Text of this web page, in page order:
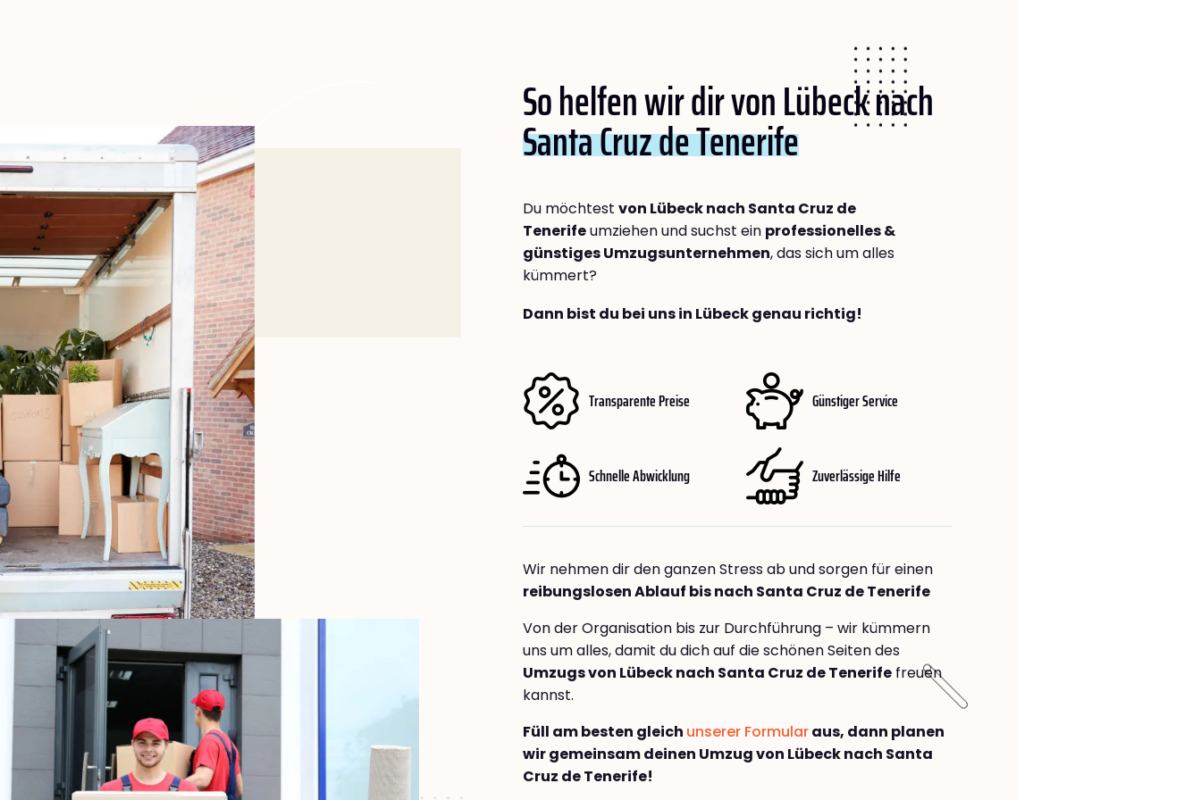
So helfen wir dir von Lübeck nach
Santa Cruz de Tenerife
Du möchtest von Lübeck nach Santa Cruz de
Tenerifeumziehen und suchst ein professionelles &
günstiges Umzugsunternehmen, das sich um alles
kümmert?
Dann bist du bei uns in Lübeck genau richtig!
Transparente Preise Günstiger Service
Schnelle Abwicklung Zuverlässige Hilfe
Wir nehmen dir den ganzen Stress ab und sorgen für einen
reibungslosen Ablauf bis nach Santa Cruz de Tenerife
Von der Organisation bis zur Durchführung – wir kümmern
uns um alles, damit du dich auf die schönen Seiten des
Umzugs von Lübeck nach Santa Cruz de Tenerife freuen
kannst.
Füll am besten gleich unserer Formularaus, dann planen
wir gemeinsam deinen Umzug von Lübeck nach Santa
Cruz de Tenerife!